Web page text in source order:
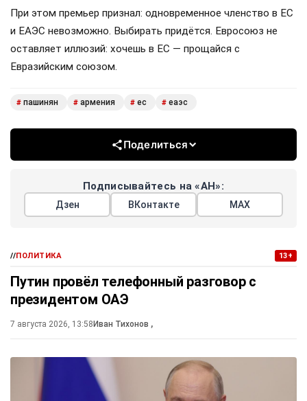
При этом премьер признал: одновременное членство в ЕС
и ЕАЭС невозможно. Выбирать придётся. Евросоюз не
оставляет иллюзий: хочешь в ЕС — прощайся с
Евразийским союзом.
# пашинян # армения # ес # еаэс
Поделиться
Подписывайтесь на «АН»:
Дзен ВКонтакте МАХ
//ПОЛИТИКА 13+
Путин провёл телефонный разговор с
президентом ОАЭ
7 августа 2026, 13:58 Иван Тихонов ,